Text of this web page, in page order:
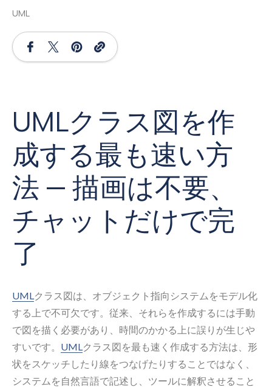
UML
UMLクラス図を作
成する最も速い方
法 — 描画は不要、
チャットだけで完
了
UMLクラス図は、オブジェクト指向システムをモデル化
する上で不可欠です。従来、それらを作成するには手動
で図を描く必要があり、時間のかかる上に誤りが生じや
すいです。 UMLクラス図を最も速く作成する方法は、形
状をスケッチしたり線をつなげたりすることではなく、
システムを自然言語で記述し、ツールに解釈させること